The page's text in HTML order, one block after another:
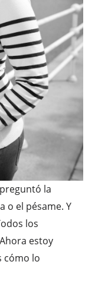
la
o el pésame. Y
los
estoy
cómo lo